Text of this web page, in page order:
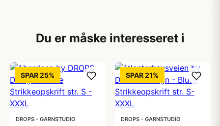
Du er måske interesseret i
SPAR 25%
DROPS - GARNSTUDIO
SPAR 21%
DROPS - GARNSTUDIO